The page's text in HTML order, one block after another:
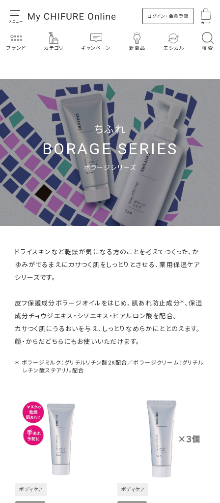
ログイン・会員登録
カート
ブランド カテゴリ キャンペーン 新商品 エシカル 検索
ちふれ
BORAGE SERIES
ボラージシリーズ
ドライスキンなど乾燥が気になる方のことを考えてつくった、か
ゆみがでるまえにカサつく肌をしっとりとさせる、薬用保湿ケア
シリーズです。
皮フ保護成分ボラージオイルをはじめ、肌あれ防止成分＊ 、保湿
成分チョウジエキス・シソエキス・ヒアルロン酸を配合。
カサつく肌にうるおいを与え、しっとりなめらかにととのえます。
顔・からだどちらにもお使いいただけます。
＊ ボラージミルク：グリチルリチン酸2K配合／ボラージクリーム：グリチル
レチン酸ステアリル配合
ボディケア ボディケア